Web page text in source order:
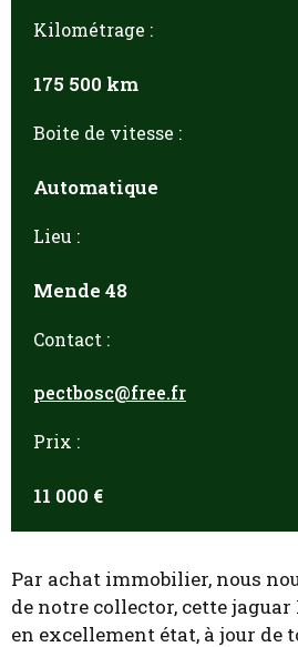
Kilométrage :
175 500 km
Boite de vitesse :
Automatique
Lieu :
Mende 48
Contact :
pectbosc@free.fr
Prix :
11 000 €
Par achat immobilier, nous
de notre collector, cette jaguar
en excellement état, à jour de